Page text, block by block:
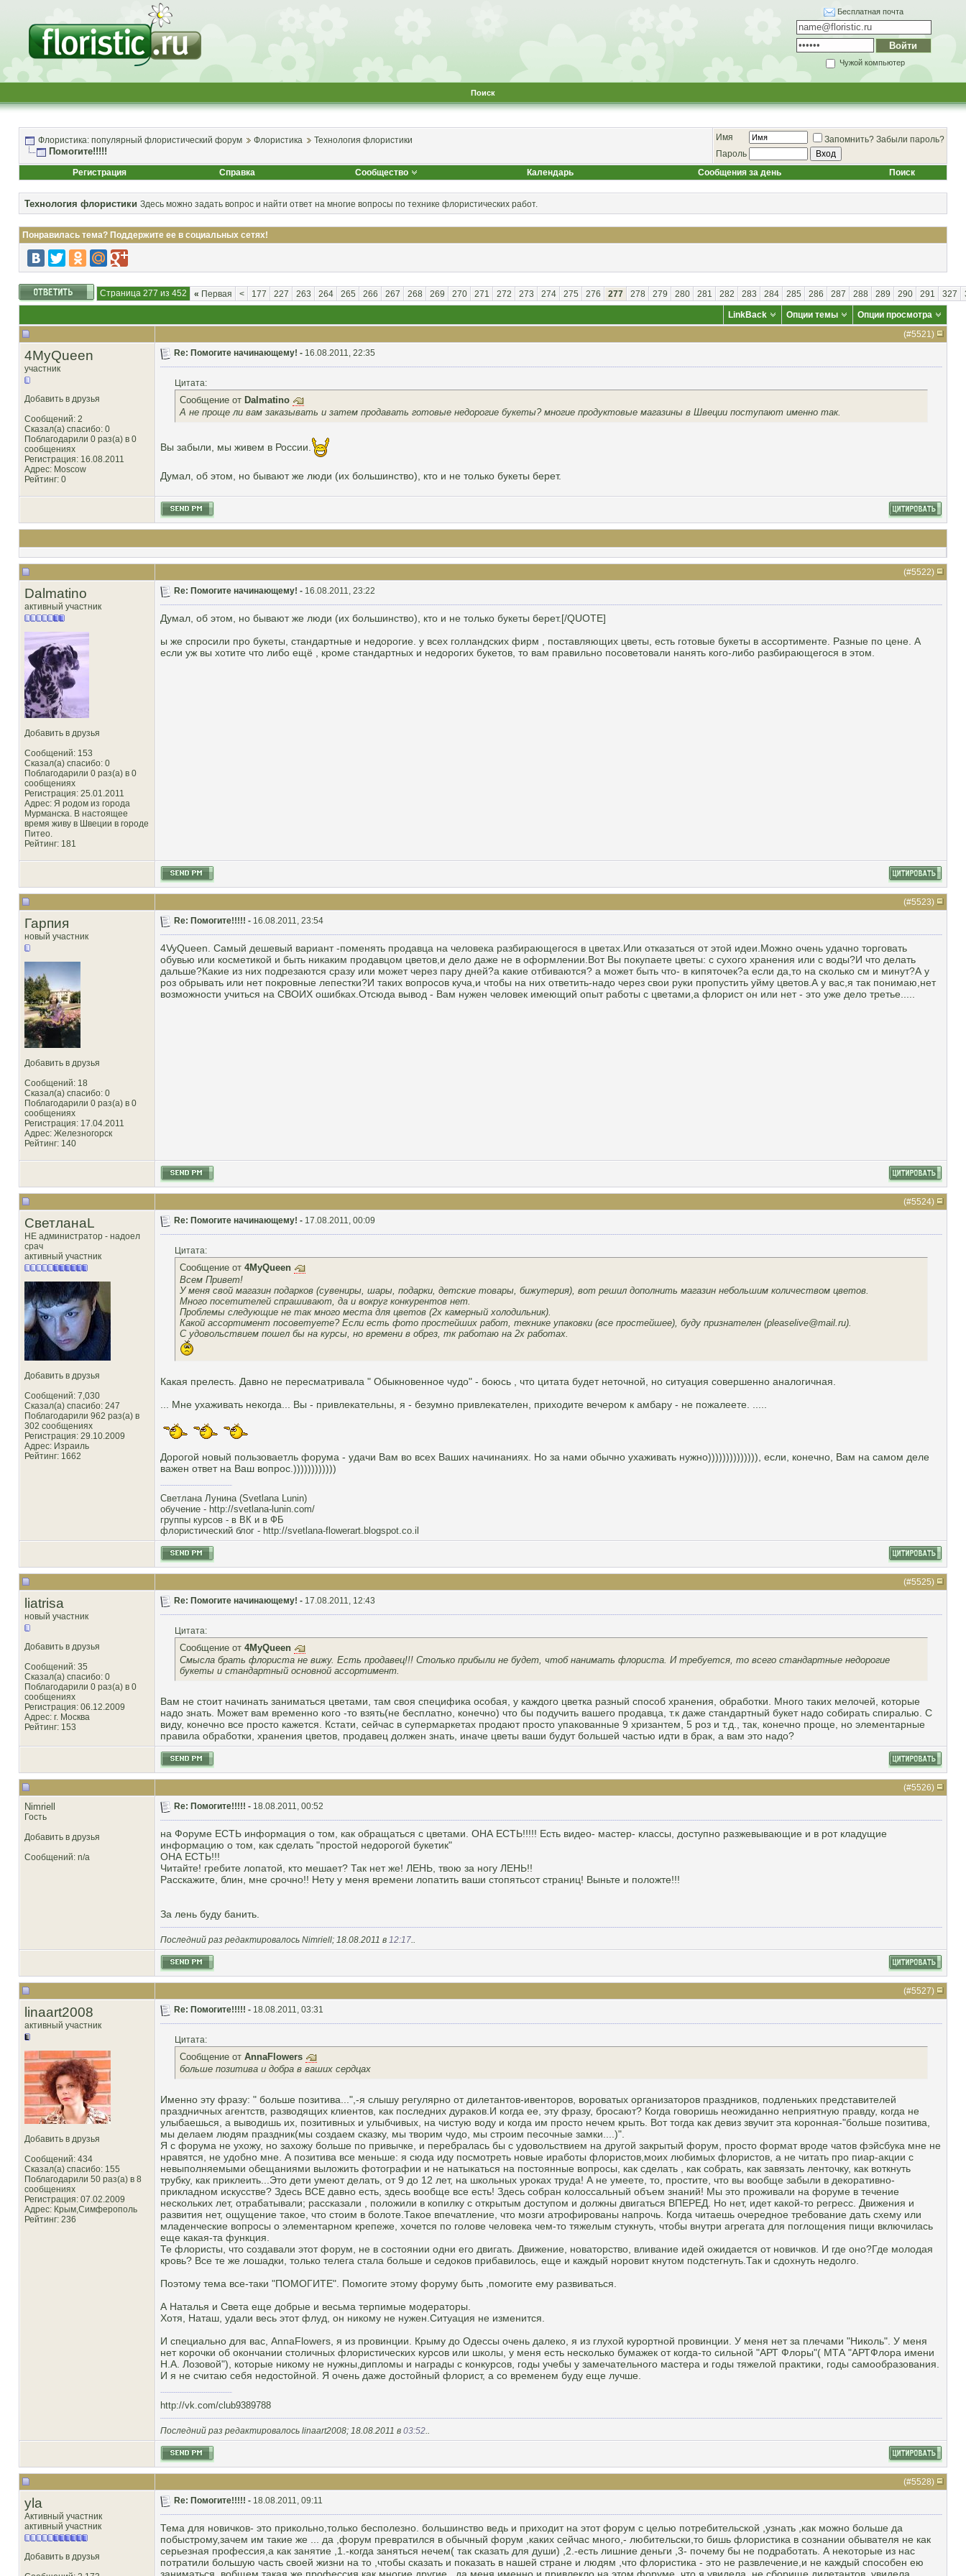
Бесплатная почта
Чужой компьютер
Поиск
Флористика: популярный флористический форум Флористика Технология флористики
Помогите!!!!!
Имя Запомнить? Забыли пароль?
Пароль
Регистрация
Справка Сообщество Календарь Сообщения за день Поиск
Технология флористики Здесь можно задать вопрос и найти ответ на многие вопросы по технике флористических работ.
Понравилась тема? Поддержите ее в социальных сетях!
Страница 277 из 452 « Первая < 177 227 263 264 265 266 267 268 269 270 271 272 273 274 275 276 277 278 279 280 281 282 283 284 285 286 287 288 289 290 291 327
LinkBack Опции темы
Опции просмотра
(#5521)
4MyQueen
участник
Добавить в друзья
Сообщений: 2
Сказал(а) спасибо: 0
Поблагодарили 0 раз(а) в 0
сообщениях
Регистрация: 16.08.2011
Адрес: Моscow
Рейтинг: 0
Re: Помогите начинающему! - 16.08.2011, 22:35
Цитата:
Сообщение от Dalmatino
А не проще ли вам заказывать и затем продавать готовые недорогие букеты? многие продуктовые магазины в Швеции поступают именно так.
Вы забыли, мы живем в России.
Думал, об этом, но бывают же люди (их большинство), кто и не только букеты берет.
(#5522)
Dalmatino
активный участник
Добавить в друзья
Сообщений: 153
Сказал(а) спасибо: 0
Поблагодарили 0 раз(а) в 0
сообщениях
Регистрация: 25.01.2011
Адрес: Я родом из города
Мурманска. В настоящее
время живу в Швеции в городе
Питео.
Рейтинг: 181
Re: Помогите начинающему! - 16.08.2011, 23:22
Думал, об этом, но бывают же люди (их большинство), кто и не только букеты берет.[/QUOTE]
ы же спросили про букеты, стандартные и недорогие. у всех голландских фирм , поставляющих цветы, есть готовые букеты в ассортименте. Разные по цене. А
если уж вы хотите что либо ещё , кроме стандартных и недорогих букетов, то вам правильно посоветовали нанять кого-либо разбирающегося в этом.
(#5523)
Гарпия
новый участник
Добавить в друзья
Сообщений: 18
Сказал(а) спасибо: 0
Поблагодарили 0 раз(а) в 0
сообщениях
Регистрация: 17.04.2011
Адрес: Железногорск
Рейтинг: 140
Re: Помогите!!!!! - 16.08.2011, 23:54
4VyQueen. Самый дешевый вариант -поменять продавца на человека разбирающегося в цветах.Или отказаться от этой идеи.Можно очень удачно торговать
обувью или косметикой и быть никаким продавцом цветов,и дело даже не в оформлении.Вот Вы покупаете цветы: с сухого хранения или с воды?И что делать
дальше?Какие из них подрезаются сразу или может через пару дней?а какие отбиваются? а может быть что- в кипяточек?а если да,то на сколько см и минут?А у
роз обрывать или нет покровные лепестки?И таких вопросов куча,и чтобы на них ответить-надо через свои руки пропустить уйму цветов.А у вас,я так понимаю,нет
возможности учиться на СВОИХ ошибках.Отсюда вывод - Вам нужен человек имеющий опыт работы с цветами,а флорист он или нет - это уже дело третье.....
(#5524)
СветланаL
НЕ администратор - надоел
срач
активный участник
Добавить в друзья
Сообщений: 7,030
Сказал(а) спасибо: 247
Поблагодарили 962 раз(а) в
302 сообщениях
Регистрация: 29.10.2009
Адрес: Израиль
Рейтинг: 1662
Re: Помогите начинающему! - 17.08.2011, 00:09
Цитата:
Сообщение от 4MyQueen
Всем Привет!
У меня свой магазин подарков (сувениры, шары, подарки, детские товары, бижутерия), вот решил дополнить магазин небольшим количеством цветов.
Много посетителей спрашивают, да и вокруг конкурентов нет.
Проблемы следующие не так много места для цветов (2х камерный холодильник).
Какой ассортимент посоветуете? Если есть фото простейших работ, технике упаковки (все простейшее), буду признателен (pleaselive@mail.ru).
С удовольствием пошел бы на курсы, но времени в обрез, тк работаю на 2х работах.
Какая прелесть. Давно не пересматривала " Обыкновенное чудо" - боюсь , что цитата будет неточной, но ситуация совершенно аналогичная.
... Мне ухаживать некогда... Вы - привлекательны, я - безумно привлекателен, приходите вечером к амбару - не пожалеете. .....
Дорогой новый пользоваетль форума - удачи Вам во всех Ваших начинаниях. Но за нами обычно ухаживать нужно)))))))))))))), если, конечно, Вам на самом деле
важен ответ на Ваш вопрос.))))))))))))
Светлана Лунина (Svetlana Lunin)
обучение - http://svetlana-lunin.com/
группы курсов - в ВК и в ФБ
флористический блог - http://svetlana-flowerart.blogspot.co.il
(#5525)
liatrisa
новый участник
Добавить в друзья
Сообщений: 35
Сказал(а) спасибо: 0
Поблагодарили 0 раз(а) в 0
сообщениях
Регистрация: 06.12.2009
Адрес: г. Москва
Рейтинг: 153
Re: Помогите начинающему! - 17.08.2011, 12:43
Цитата:
Сообщение от 4MyQueen
Смысла брать флориста не вижу. Есть продавец!!! Столько прибыли не будет, чтоб нанимать флориста. И требуется, то всего стандартные недорогие
букеты и стандартный основной ассортимент.
Вам не стоит начинать заниматься цветами, там своя специфика особая, у каждого цветка разный способ хранения, обработки. Много таких мелочей, которые
надо знать. Может вам временно кого -то взять(не бесплатно, конечно) что бы подучить вашего продавца, т.к даже стандартный букет надо собирать спиралью. С
виду, конечно все просто кажется. Кстати, сейчас в супермаркетах продают просто упакованные 9 хризантем, 5 роз и т.д., так, конечно проще, но элементарные
правила обработки, хранения цветов, продавец должен знать, иначе цветы ваши будут большей частью идти в брак, а вам это надо?
(#5526)
Nimriell
Гость
Добавить в друзья
Сообщений: n/a
Re: Помогите!!!!! - 18.08.2011, 00:52
на Форуме ЕСТЬ информация о том, как обращаться с цветами. ОНА ЕСТЬ!!!!! Есть видео- мастер- классы, доступно разжевывающие и в рот кладущие
информацию о том, как сделать "простой недорогой букетик"
ОНА ЕСТЬ!!!
Читайте! гребите лопатой, кто мешает? Так нет же! ЛЕНЬ, твою за ногу ЛЕНЬ!!
Расскажите, блин, мне срочно!! Нету у меня времени лопатить ваши стопятьсот страниц! Выньте и положте!!!
За лень буду банить.
Последний раз редактировалось Nimriell; 18.08.2011 в 12:17..
(#5527)
linaart2008
активный участник
Добавить в друзья
Сообщений: 434
Сказал(а) спасибо: 155
Поблагодарили 50 раз(а) в 8
сообщениях
Регистрация: 07.02.2009
Адрес: Крым,Симферополь
Рейтинг: 236
Re: Помогите!!!!! - 18.08.2011, 03:31
Цитата:
Сообщение от AnnaFlowers
больше позитива и добра в ваших сердцах
Именно эту фразу: " больше позитива...",-я слышу регулярно от дилетантов-ивенторов, вороватых организаторов праздников, подленьких представителей
праздничных агентств, разводящих клиентов, как последних дураков.И когда ее, эту фразу, бросают? Когда говоришь неожиданно неприятную правду, когда не
улыбаешься, а выводишь их, позитивных и улыбчивых, на чистую воду и когда им просто нечем крыть. Вот тогда как девиз звучит эта коронная-"больше позитива,
мы делаем людям праздник(мы создаем сказку, мы творим чудо, мы строим песочные замки....)".
Я с форума не ухожу, но захожу больше по привычке, и перебралась бы с удовольствием на другой закрытый форум, просто формат вроде чатов фэйсбука мне не
нравятся, не удобно мне. А позитива все меньше: я сюда иду посмотреть новые иработы флористов,моих любимых флористов, а не читать про пиар-акции с
невыполняемыми обещаниями выложить фотографии и не натыкаться на постоянные вопросы, как сделать , как собрать, как завязать ленточку, как воткнуть
трубку, как приклеить...Это дети умеют делать, от 9 до 12 лет, на школьных уроках труда! А не умеете, то, простите, что вы вообще забыли в декоративно-
прикладном искусстве? Здесь ВСЕ давно есть, здесь вообще все есть! Здесь собран колоссальный объем знаний! Мы это проживали на форуме в течение
нескольких лет, отрабатывали; рассказали , положили в копилку с открытым доступом и должны двигаться ВПЕРЕД. Но нет, идет какой-то регресс. Движения и
развития нет, ощущение такое, что стоим в болоте.Такое впечатление, что мозги атрофированы напрочь. Когда читаешь очередное требование дать схему или
младенческие вопросы о элементарном крепеже, хочется по голове человека чем-то тяжелым стукнуть, чтобы внутри агрегата для поглощения пищи включилась
еще какая-та функция.
Те флористы, что создавали этот форум, не в состоянии одни его двигать. Движение, новаторство, вливание идей ожидается от новичков. И где оно?Где молодая
кровь? Все те же лошадки, только телега стала больше и седоков прибавилось, еще и каждый норовит кнутом подстегнуть.Так и сдохнуть недолго.
Поэтому тема все-таки "ПОМОГИТЕ". Помогите этому форуму быть ,помогите ему развиваться.
А Наталья и Света еще добрые и весьма терпимые модераторы.
Хотя, Наташ, удали весь этот флуд, он никому не нужен.Ситуация не изменится.
И специально для вас, AnnaFlowers, я из провинции. Крыму до Одессы очень далеко, я из глухой курортной провинции. У меня нет за плечами "Николь". У меня
нет корочки об окончании столичных флористических курсов или школы, у меня есть несколько бумажек от когда-то сильной "АРТ Флоры"( МТА "АРТФлора имени
Н.А. Лозовой"), которые никому не нужны,дипломы и награды с конкурсов, годы учебы у замечательного мастера и годы тяжелой практики, годы самообразования.
И я не считаю себя недостойной. Я очень даже достойный флорист, а со временем буду еще лучше.
http://vk.com/club9389788
Последний раз редактировалось linaart2008; 18.08.2011 в 03:52..
(#5528)
yla
Активный участник
активный участник
Добавить в друзья
Re: Помогите!!!!! - 18.08.2011, 09:11
Тема для новичков- это прикольно,только бесполезно. большинство ведь и приходит на этот форум с целью потребительской ,узнать ,как можно больше да
побыстрому,зачем им такие же ... да ,форум превратился в обычный форум ,каких сейчас много,- любительски,то бишь флористика в сознании обывателя не как
серьезная профессия,а как занятие ,1.-когда заняться нечем( так сказать для души) ,2.-есть лишние деньги ,3- почему бы не подработать. А некоторые из нас
потратили большую часть своей жизни на то ,чтобы сказать и показать в нашей стране и людям ,что флористика - это не развлечение,и не каждый способен ею